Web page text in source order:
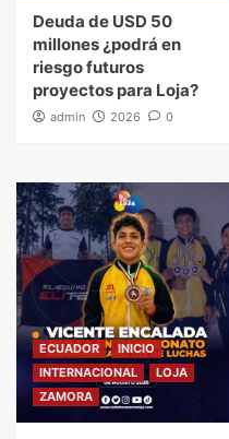
Deuda de USD 50
millones ¿podrá en
riesgo futuros
proyectos para Loja?
admin 2026 0
ECUADOR
INICIO
INTERNACIONAL
LOJA
ZAMORA